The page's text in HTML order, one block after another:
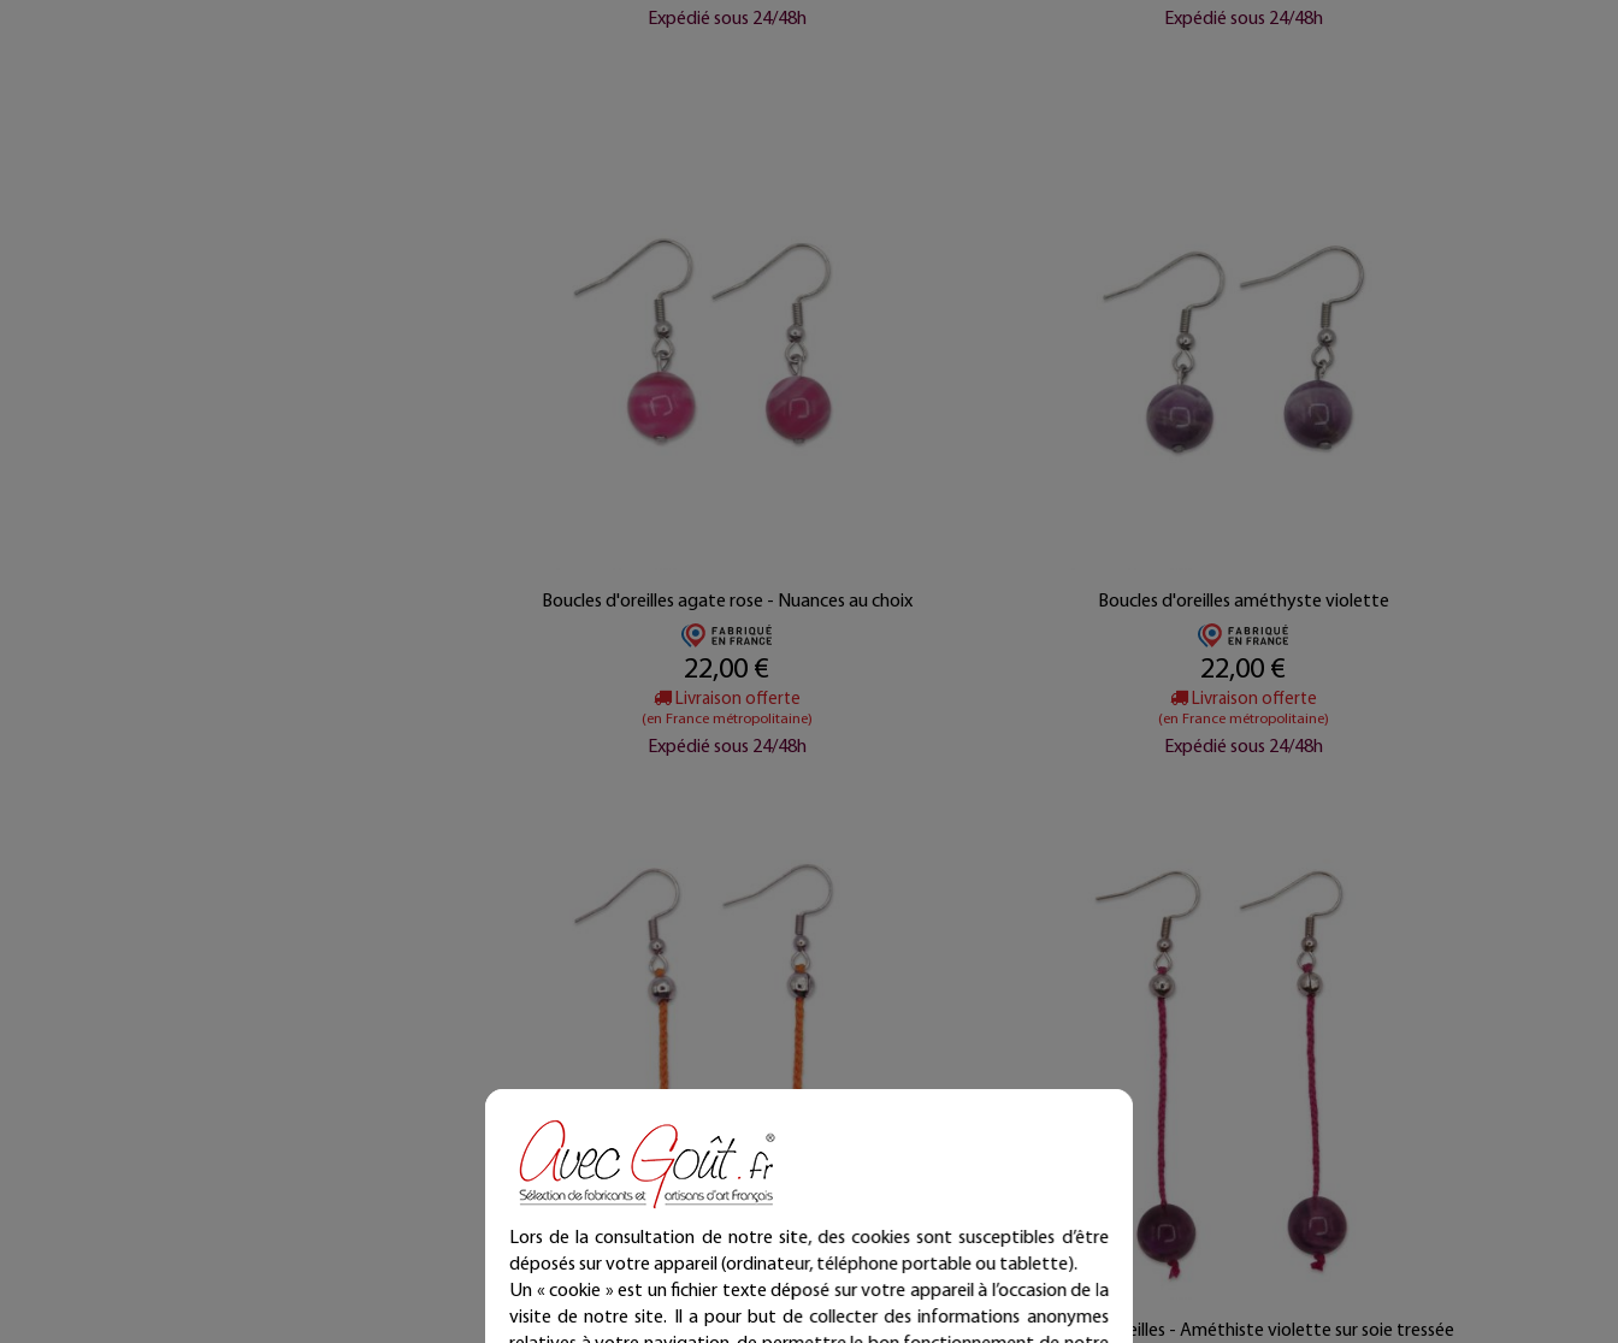
Expédié sous 24/48h Expédié sous 24/48h
Boucles d'oreilles agate rose - Nuances au choix
22,00 €
Livraison offerte
(en France métropolitaine)
Expédié sous 24/48h
Boucles d'oreilles améthyste violette
22,00 €
Livraison offerte
(en France métropolitaine)
Expédié sous 24/48h
Boucles d'oreilles - Améthyste violette sur soie tressée
Boucles d'oreilles - Améthiste violette sur soie tressée
Lors de la consultation de notre site, des cookies sont susceptibles d’être
déposés sur votre appareil (ordinateur, téléphone portable ou tablette).
Un « cookie » est un fichier texte déposé sur votre appareil à l’occasion de la
visite de notre site. Il a pour but de collecter des informations anonymes